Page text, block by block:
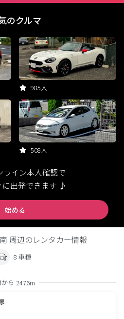
のクルマ
985人
508人
ライン本人確認で
に出発できます ♪
始める
周辺のレンタカー情報
8 車種
ら 2476m